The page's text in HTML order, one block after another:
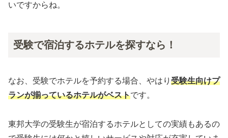
いですからね。
受験で宿泊するホテルを探すなら！
なお、受験でホテルを予約する場合、やはり 受験生向けプ
ランが揃っているホテルがベストです。
東邦大学の受験生が宿泊するホテルとしての実績もあるの